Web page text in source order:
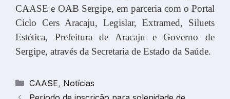
CAASE e OAB Sergipe, em parceria com o Portal
Ciclo Cers Aracaju, Legislar, Extramed, Siluets
Estética, Prefeitura de Aracaju e Governo de
Sergipe, através da Secretaria de Estado da Saúde.
Categorias
CAASE, Notícias